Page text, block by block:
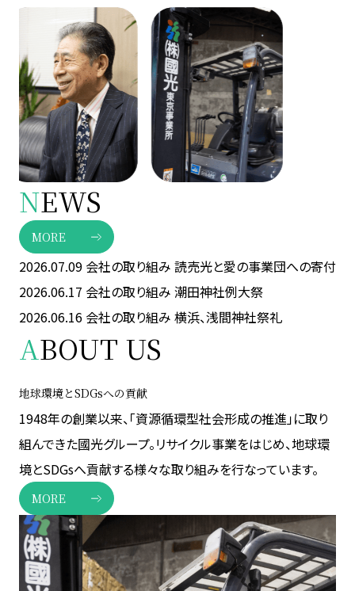
NEWS
MORE
2026.07.09 会社の取り組み 読売光と愛の事業団への寄付
2026.06.17 会社の取り組み 潮田神社例大祭
2026.06.16 会社の取り組み 横浜、浅間神社祭礼
ABOUT US
地球環境とSDGsへの貢献
1948年の創業以来、「資源循環型社会形成の推進」に取り
組んできた國光グループ。リサイクル事業をはじめ、地球環
境とSDGsへ貢献する様々な取り組みを行なっています。
MORE